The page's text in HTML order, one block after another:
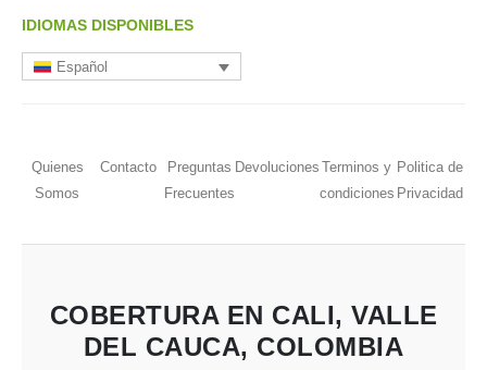
IDIOMAS DISPONIBLES
Español
Quienes
Somos
Contacto
Preguntas
Frecuentes
Devoluciones Terminos y
condiciones
Politica de
Privacidad
COBERTURA EN CALI, VALLE
DEL CAUCA, COLOMBIA